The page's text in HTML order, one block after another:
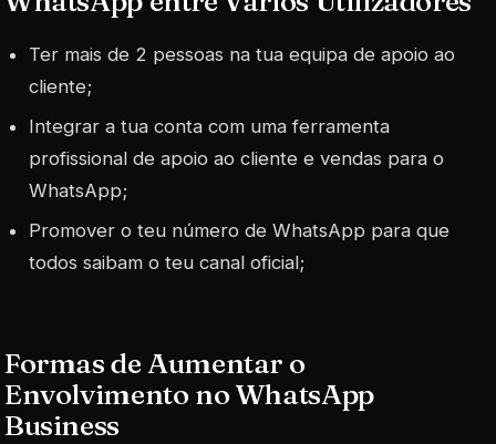
Ter mais de 2 pessoas na tua equipa de apoio ao
cliente;
Integrar a tua conta com uma ferramenta
profissional de apoio ao cliente e vendas para o
WhatsApp;
Promover o teu número de WhatsApp para que
todos saibam o teu canal oficial;
Formas de Aumentar o
Envolvimento no WhatsApp
Business